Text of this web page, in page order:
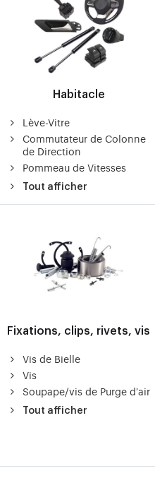
Habitacle
Lève-Vitre
Commutateur de Colonne
de Direction
Pommeau de Vitesses
Tout afficher
Fixations, clips, rivets, vis
Vis de Bielle
Vis
Soupape/vis de Purge d'air
Tout afficher